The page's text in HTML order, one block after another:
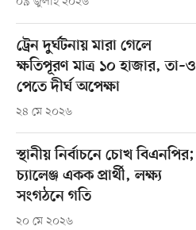
ট্রেন দুর্ঘটনায় মারা গেলে
ক্ষতিপূরণ মাত্র ১০ হাজার, তা–ও
পেতে দীর্ঘ অপেক্ষা
২৪ মে ২০২৬
স্থানীয় নির্বাচনে চোখ বিএনপির;
চ্যালেঞ্জ একক প্রার্থী, লক্ষ্য
সংগঠনে গতি
২০ মে ২০২৬